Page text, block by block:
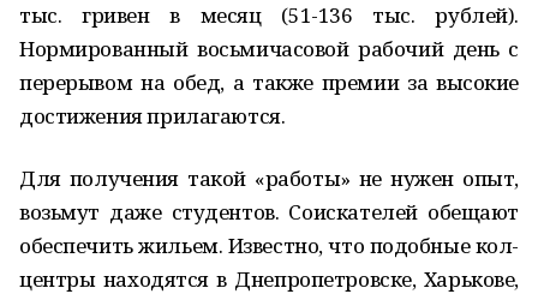
тыс. гривен в месяц (51-136 тыс. рублей).
Нормированный восьмичасовой рабочий день с
перерывом на обед, а также премии за высокие
достижения прилагаются.
Для получения такой «работы» не нужен опыт,
возьмут даже студентов. Соискателей обещают
обеспечить жильем. Известно, что подобные кол-
центры находятся в Днепропетровске, Харькове,